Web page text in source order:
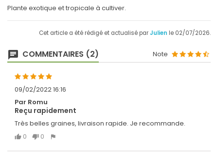
Plante exotique et tropicale à cultiver.
Cet article a été rédigé et actualisé parJulien le 02/07/2026.
COMMENTAIRES (2) Note
09/02/2022 16:16
Par Romu
Reçu rapidement
Très belles graines, livraison rapide. Je recommande.
0
0